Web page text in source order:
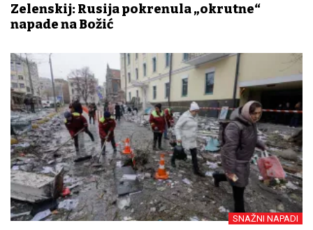
Zelenskij: Rusija pokrenula „okrutne“
napade na Božić
SNAŽNI NAPADI